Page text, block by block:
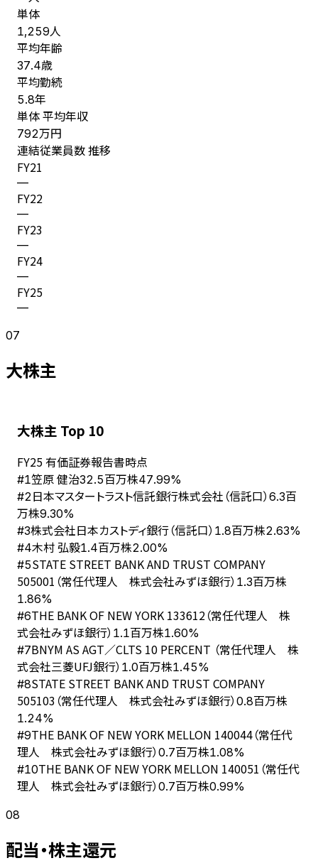
単体
1,259人
平均年齢
37.4歳
平均勤続
5.8年
単体 平均年収
792万円
連結従業員数 推移
FY21
—
FY22
—
FY23
—
FY24
—
FY25
—
07
大株主
大株主 Top 10
FY25 有価証券報告書時点
#1笠原 健治32.5百万株47.99%
#2 日本マスタートラスト信託銀行株式会社（信託口） 6.3百
万株9.30%
#3株式会社日本カストディ銀行（信託口） 1.8百万株2.63%
#4木村 弘毅1.4百万株2.00%
#5STATE STREET BANK AND TRUST COMPANY
505001（常任代理人 株式会社みずほ銀行） 1.3百万株
1.86%
#6THE BANK OF NEW YORK 133612（常任代理人 株
式会社みずほ銀行） 1.1百万株1.60%
#7BNYM AS AGT／CLTS 10 PERCENT （常任代理人 株
式会社三菱UFJ銀行） 1.0百万株1.45%
#8STATE STREET BANK AND TRUST COMPANY
505103（常任代理人 株式会社みずほ銀行） 0.8百万株
1.24%
#9THE BANK OF NEW YORK MELLON 140044（常任代
理人 株式会社みずほ銀行） 0.7百万株1.08%
#10THE BANK OF NEW YORK MELLON 140051（常任代
理人 株式会社みずほ銀行） 0.7百万株0.99%
08
配当・株主還元